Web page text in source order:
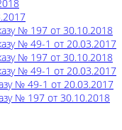
№ 197 от 30.10.2018
№ 49-1 от 20.03.2017
№ 197 от 30.10.2018
№ 49-1 от 20.03.2017
№ 49-1 от 20.03.2017
№ 197 от 30.10.2018